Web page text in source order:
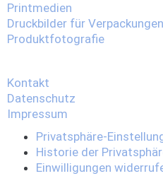
Printmedien
Druckbilder für Verpackungen
Produktfotografie
Kontakt
Datenschutz
Impressum
Privatsphäre-
Historie der
Einwilligungen